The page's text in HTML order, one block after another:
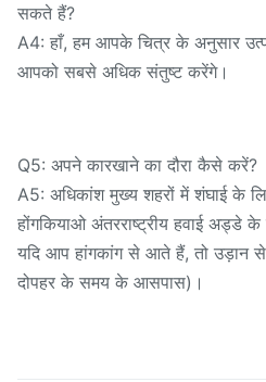
सकते हैं?
A4: हाँ, हम आपके चित्र के अनुसार
आपको सबसे अधिक संतुष्ट करेंगे।
Q5: अपने कारखाने का दौरा कैसे करें?
A5: अधिकांश मुख्य शहरों में शंघाई के
होंगकियाओ अंतरराष्ट्रीय हवाई अड्डे
यदि आप हांगकांग से आते हैं, तो उड़ान
दोपहर के समय के आसपास)।